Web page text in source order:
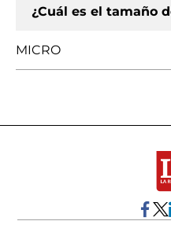
¿Cuál es el tamaño
MICRO